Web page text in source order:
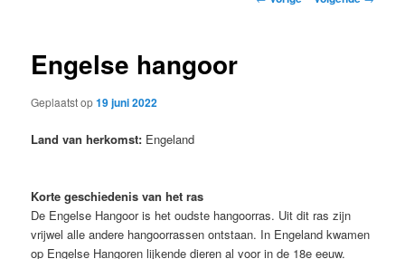
Engelse hangoor
Geplaatst op19 juni 2022
Land van herkomst: Engeland
Korte geschiedenis van het ras
De Engelse Hangoor is het oudste hangoorras. Uit dit ras zijn
vrijwel alle andere hangoorrassen ontstaan. In Engeland kwamen
op Engelse Hangoren lijkende dieren al voor in de 18e eeuw.